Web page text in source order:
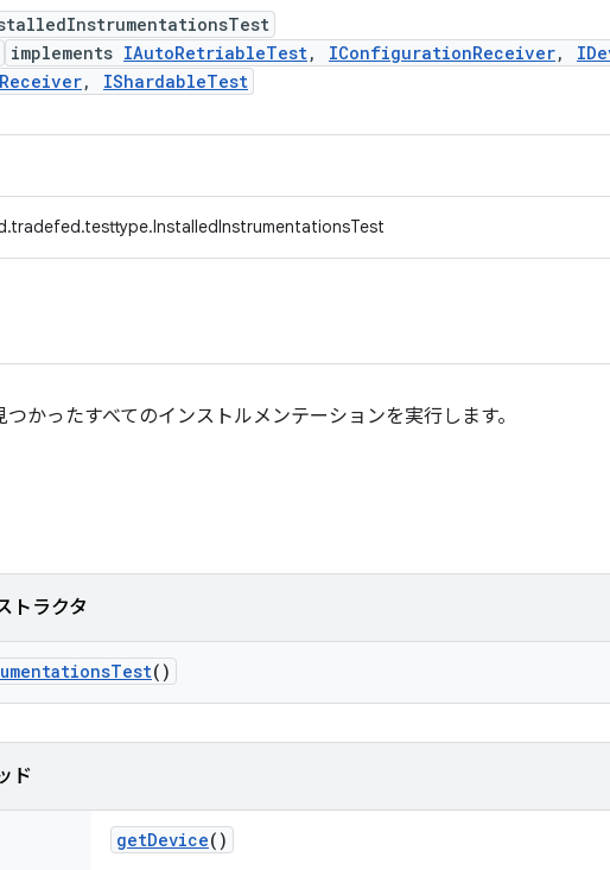
implements IAutoRetriableTest, IConfigurationReceiver,
, IShardableTest
かったすべてのインストルメンテーションを実行します。
トラクタ
Test()
ド
getDevice()